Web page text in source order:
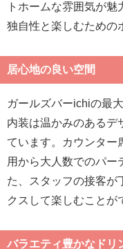
トホームな雰囲気が
独自性と楽しむための
居心地の良い空間
ガールズバーichiの最
内装は温かみのあるデ
ています。カウンター
用から大人数でのパー
た、スタッフの接客が
クスして楽しむことが
バラエティ豊かなドリ